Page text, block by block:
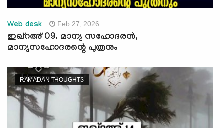
Web desk Feb 27, 2026
ഇഖ്റഅ് 09. മാന്യ സഹോദരന്‍,
മാന്യസഹോദരന്റെ പുത്രനും
RAMADAN THOUGHTS